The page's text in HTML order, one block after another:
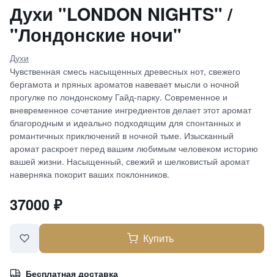
Духи "LONDON NIGHTS" /
"Лондонские ночи"
Духи
Чувственная смесь насыщенных древесных нот, свежего
бергамота и пряных ароматов навевает мысли о ночной
прогулке по лондонскому Гайд-парку. Современное и
вневременное сочетание ингредиентов делает этот аромат
благородным и идеально подходящим для спонтанных и
романтичных приключений в ночной тьме. Изысканный
аромат раскроет перед вашим любимым человеком историю
вашей жизни. Насыщенный, свежий и шелковистый аромат
наверняка покорит ваших поклонников.
37000 ₽
Купить
Бесплатная доставка